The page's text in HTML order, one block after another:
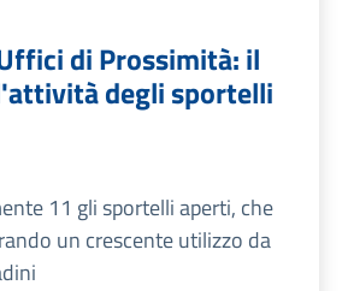
di Prossimità: il
degli sportelli
11 gli sportelli aperti, che
un crescente utilizzo da